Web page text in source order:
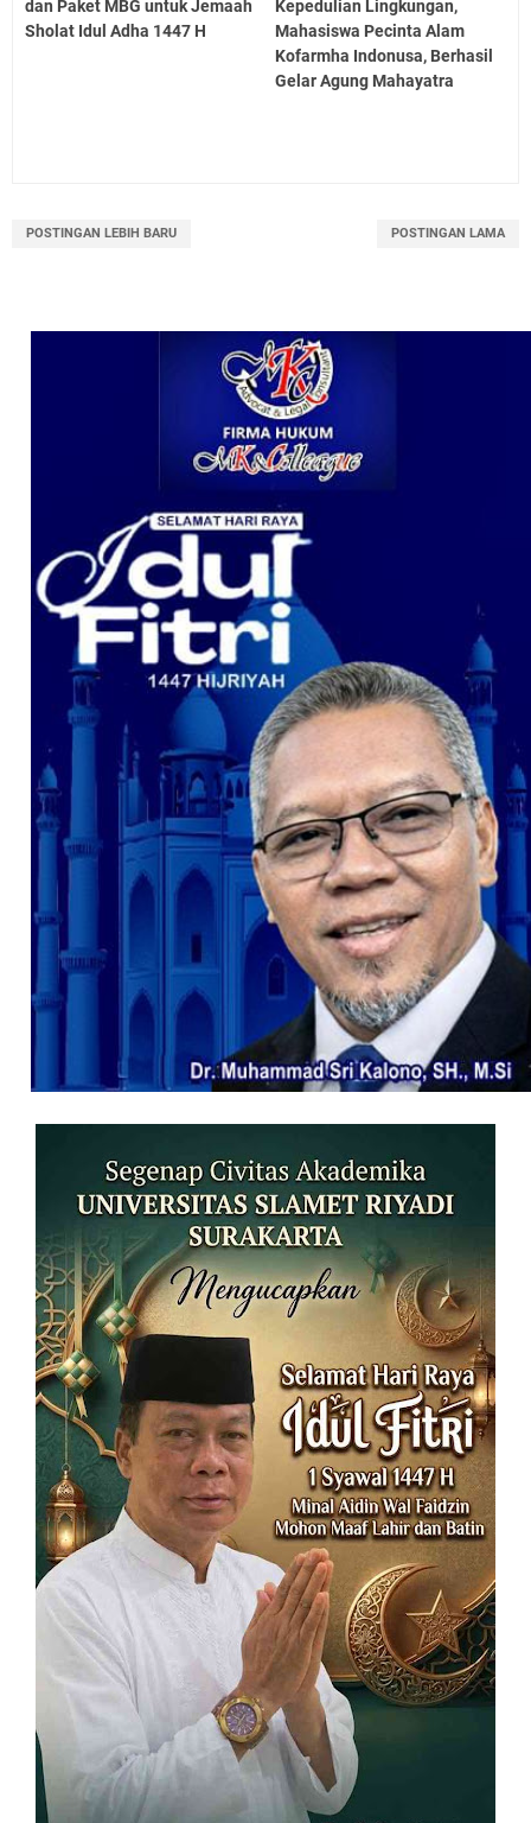
dan Paket MBG untuk Jemaah
Sholat Idul Adha 1447 H
Kepedulian Lingkungan,
Mahasiswa Pecinta Alam
Kofarmha Indonusa, Berhasil
Gelar Agung Mahayatra
POSTINGAN LEBIH BARU POSTINGAN LAMA